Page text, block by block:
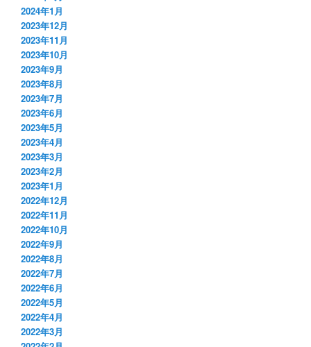
2024年1月
2023年12月
2023年11月
2023年10月
2023年9月
2023年8月
2023年7月
2023年6月
2023年5月
2023年4月
2023年3月
2023年2月
2023年1月
2022年12月
2022年11月
2022年10月
2022年9月
2022年8月
2022年7月
2022年6月
2022年5月
2022年4月
2022年3月